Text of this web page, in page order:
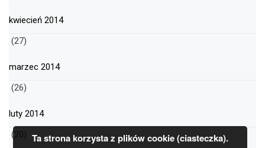
kwiecień 2014
(27)
marzec 2014
(26)
luty 2014
(20) Ta strona korzysta z plików cookie (ciasteczka).